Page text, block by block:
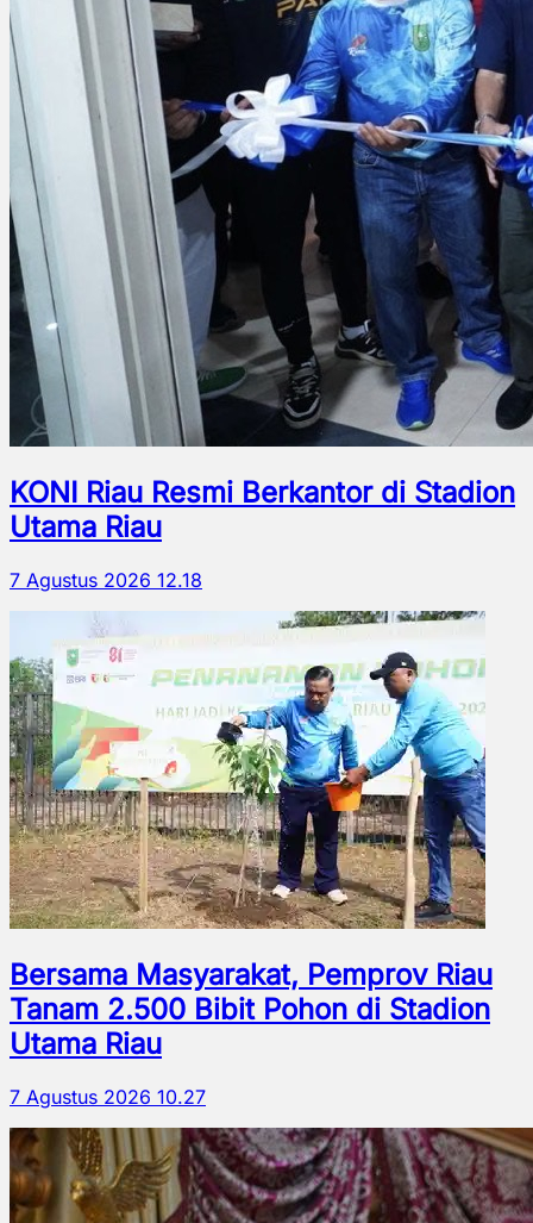
KONI Riau Resmi Berkantor di Stadion
Utama Riau
7 Agustus 2026 12.18
Bersama Masyarakat, Pemprov Riau
Tanam 2.500 Bibit Pohon di Stadion
Utama Riau
7 Agustus 2026 10.27